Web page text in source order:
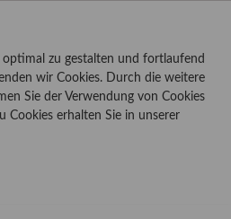
zu gestalten und fortlaufend
wir Cookies. Durch die weitere
Sie der Verwendung von Cookies
Cookies erhalten Sie in unserer